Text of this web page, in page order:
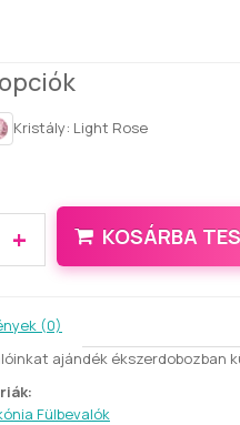
Kristály: Light Rose
+ KOSÁRBA
(0)
ajándék ékszerdobozban
Fülbevalók